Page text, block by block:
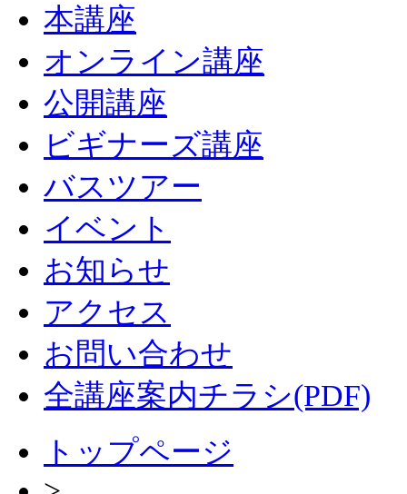
本講座
オンライン講座
公開講座
ビギナーズ講座
バスツアー
イベント
お知らせ
アクセス
お問い合わせ
全講座案内チラシ(PDF)
トップページ